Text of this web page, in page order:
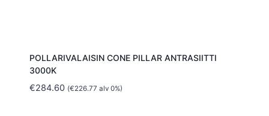
POLLARIVALAISIN CONE PILLAR ANTRASIITTI
3000K
€284.60 (€226.77 alv 0%)